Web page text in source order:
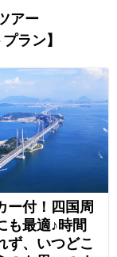
アー
ラン】
ー付！四国周
も最適♪時間
ず、いつどこ